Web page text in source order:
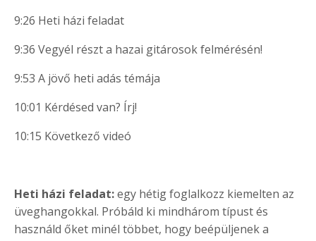
9:26 Heti házi feladat
9:36 Vegyél részt a hazai gitárosok felmérésén!
9:53 A jövő heti adás témája
10:01 Kérdésed van? Írj!
10:15 Következő videó
Heti házi feladat:egy hétig foglalkozz kiemelten az
üveghangokkal. Próbáld ki mindhárom típust és
használd őket minél többet, hogy beépüljenek a